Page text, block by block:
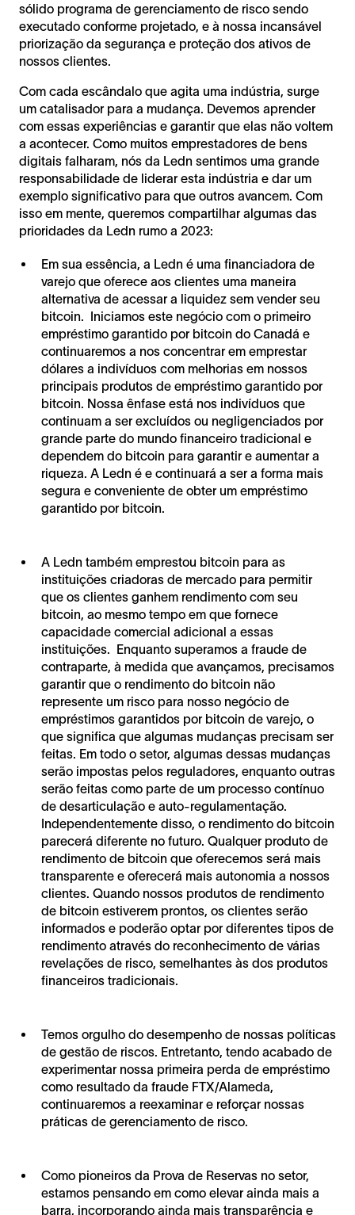
sólido programa de gerenciamento de risco sendo
executado conforme projetado, e à nossa incansável
priorização da segurança e proteção dos ativos de
nossos clientes.
Com cada escândalo que agita uma indústria, surge
um catalisador para a mudança. Devemos aprender
com essas experiências e garantir que elas não voltem
a acontecer. Como muitos emprestadores de bens
digitais falharam, nós da Ledn sentimos uma grande
responsabilidade de liderar esta indústria e dar um
exemplo significativo para que outros avancem. Com
isso em mente, queremos compartilhar algumas das
prioridades da Ledn rumo a 2023:
Em sua essência, a Ledn é uma financiadora de
varejo que oferece aos clientes uma maneira
alternativa de acessar a liquidez sem vender seu
bitcoin. Iniciamos este negócio com o primeiro
empréstimo garantido por bitcoin do Canadá e
continuaremos a nos concentrar em emprestar
dólares a indivíduos com melhorias em nossos
principais produtos de empréstimo garantido por
bitcoin. Nossa ênfase está nos indivíduos que
continuam a ser excluídos ou negligenciados por
grande parte do mundo financeiro tradicional e
dependem do bitcoin para garantir e aumentar a
riqueza. A Ledn é e continuará a ser a forma mais
segura e conveniente de obter um empréstimo
garantido por bitcoin.
A Ledn também emprestou bitcoin para as
instituições criadoras de mercado para permitir
que os clientes ganhem rendimento com seu
bitcoin, ao mesmo tempo em que fornece
capacidade comercial adicional a essas
instituições. Enquanto superamos a fraude de
contraparte, à medida que avançamos, precisamos
garantir que o rendimento do bitcoin não
represente um risco para nosso negócio de
empréstimos garantidos por bitcoin de varejo, o
que significa que algumas mudanças precisam ser
feitas. Em todo o setor, algumas dessas mudanças
serão impostas pelos reguladores, enquanto outras
serão feitas como parte de um processo contínuo
de desarticulação e auto-regulamentação.
Independentemente disso, o rendimento do bitcoin
parecerá diferente no futuro. Qualquer produto de
rendimento de bitcoin que oferecemos será mais
transparente e oferecerá mais autonomia a nossos
clientes. Quando nossos produtos de rendimento
de bitcoin estiverem prontos, os clientes serão
informados e poderão optar por diferentes tipos de
rendimento através do reconhecimento de várias
revelações de risco, semelhantes às dos produtos
financeiros tradicionais.
Temos orgulho do desempenho de nossas políticas
de gestão de riscos. Entretanto, tendo acabado de
experimentar nossa primeira perda de empréstimo
como resultado da fraude FTX/Alameda,
continuaremos a reexaminar e reforçar nossas
práticas de gerenciamento de risco.
Como pioneiros da Prova de Reservas no setor,
estamos pensando em como elevar ainda mais a
barra, incorporando ainda mais transparência e